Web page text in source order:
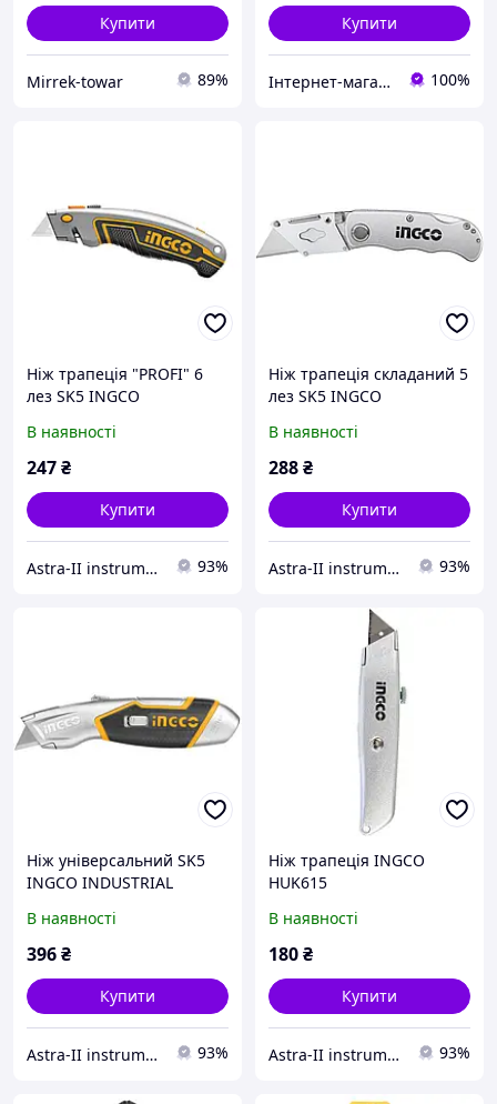
Купити
Mirrek-towar 89%
Купити
Інтернет-магазин інструментів "R-Tools" 100%
Ніж трапеція "PROFI" 6
лез SK5 INGCO
В наявності
247₴
Купити
Astra-II instrument-opt 93%
Ніж трапеція складаний 5
лез SK5 INGCO
В наявності
288₴
Купити
Astra-II instrument-opt 93%
Ніж універсальний SK5
INGCO INDUSTRIAL
В наявності
396₴
Купити
Astra-II instrument-opt 93%
Ніж трапеція INGCO
HUK615
В наявності
180₴
Купити
Astra-II instrument-opt 93%